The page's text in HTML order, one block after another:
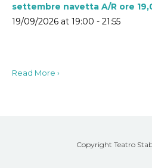
settembre navetta A/R ore
19/09/2026 at 19:00 - 21:55
Read More ›
Copyright Teatro